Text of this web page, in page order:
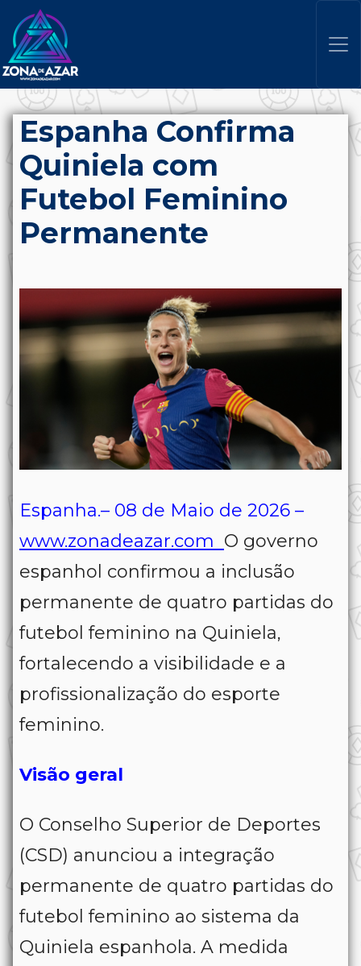
Espanha Confirma
Quiniela com
Futebol Feminino
Permanente
Espanha.– 08 de Maio de 2026 –
www.zonadeazar.com O governo
espanhol confirmou a inclusão
permanente de quatro partidas do
futebol feminino na Quiniela,
fortalecendo a visibilidade e a
profissionalização do esporte
feminino.
Visão geral
O Conselho Superior de Deportes
(CSD) anunciou a integração
permanente de quatro partidas do
futebol feminino ao sistema da
Quiniela espanhola. A medida